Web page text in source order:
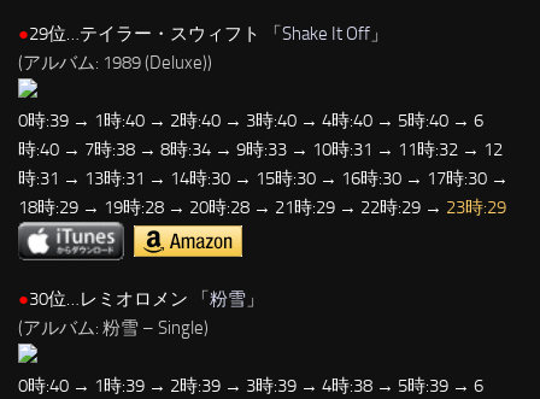
●29位…テイラー・スウィフト 「Shake It Off 」
(アルバム: 1989 (Deluxe))
0時:39 → 1時:40 → 2時:40 → 3時:40 → 4時:40 → 5時:40 → 6
時:40 → 7時:38 → 8時:34 → 9時:33 → 10時:31 → 11時:32 → 12
時:31 → 13時:31 → 14時:30 → 15時:30 → 16時:30 → 17時:30 →
18時:29 → 19時:28 → 20時:28 → 21時:29 → 22時:29 → 23時:29
●30位…レミオロメン 「粉雪 」
(アルバム: 粉雪 – Single)
0時:40 → 1時:39 → 2時:39 → 3時:39 → 4時:38 → 5時:39 → 6